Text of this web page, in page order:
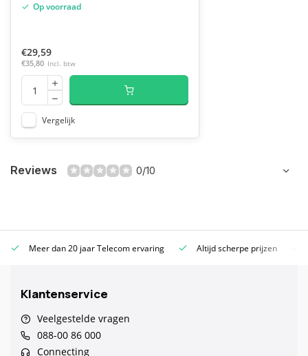
Op voorraad
€29,59
€35,80 Incl. btw
Vergelijk
Reviews 0/10
Meer dan 20 jaar Telecom ervaring Altijd scherpe prijzen
Klantenservice
Veelgestelde vragen
088-00 86 000
Connecting